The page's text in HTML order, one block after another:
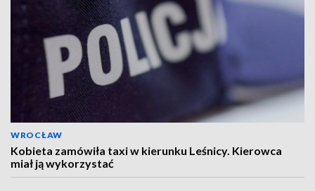
WROCŁAW
Kobieta zamówiła taxi w kierunku Leśnicy. Kierowca
miał ją wykorzystać